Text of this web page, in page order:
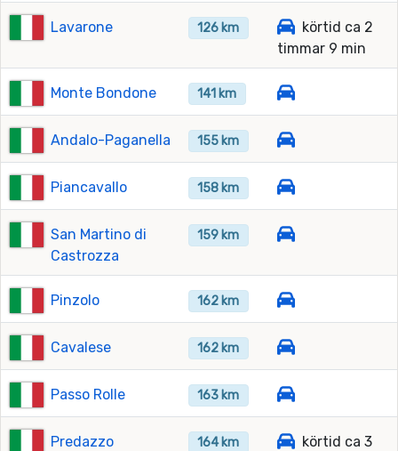
Lavarone 126 km
körtid ca 2
timmar 9 min
Monte Bondone 141 km
Andalo-Paganella 155 km
Piancavallo 158 km
San Martino di
Castrozza
159 km
Pinzolo 162 km
Cavalese 162 km
Passo Rolle 163 km
Predazzo 164 km
körtid ca 3